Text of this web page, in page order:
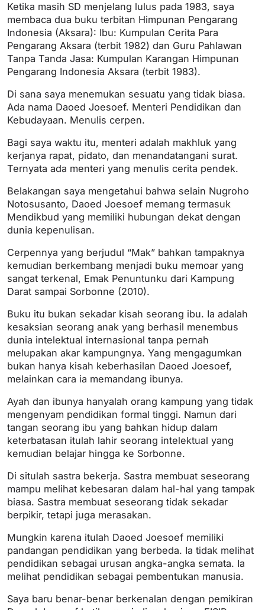
Ketika masih SD menjelang lulus pada 1983, saya
membaca dua buku terbitan Himpunan Pengarang
Indonesia (Aksara): Ibu: Kumpulan Cerita Para
Pengarang Aksara (terbit 1982) dan Guru Pahlawan
Tanpa Tanda Jasa: Kumpulan Karangan Himpunan
Pengarang Indonesia Aksara (terbit 1983).
Di sana saya menemukan sesuatu yang tidak biasa.
Ada nama Daoed Joesoef. Menteri Pendidikan dan
Kebudayaan. Menulis cerpen.
Bagi saya waktu itu, menteri adalah makhluk yang
kerjanya rapat, pidato, dan menandatangani surat.
Ternyata ada menteri yang menulis cerita pendek.
Belakangan saya mengetahui bahwa selain Nugroho
Notosusanto, Daoed Joesoef memang termasuk
Mendikbud yang memiliki hubungan dekat dengan
dunia kepenulisan.
Cerpennya yang berjudul “Mak” bahkan tampaknya
kemudian berkembang menjadi buku memoar yang
sangat terkenal, Emak Penuntunku dari Kampung
Darat sampai Sorbonne (2010).
Buku itu bukan sekadar kisah seorang ibu. Ia adalah
kesaksian seorang anak yang berhasil menembus
dunia intelektual internasional tanpa pernah
melupakan akar kampungnya. Yang mengagumkan
bukan hanya kisah keberhasilan Daoed Joesoef,
melainkan cara ia memandang ibunya.
Ayah dan ibunya hanyalah orang kampung yang tidak
mengenyam pendidikan formal tinggi. Namun dari
tangan seorang ibu yang bahkan hidup dalam
keterbatasan itulah lahir seorang intelektual yang
kemudian belajar hingga ke Sorbonne.
Di situlah sastra bekerja. Sastra membuat seseorang
mampu melihat kebesaran dalam hal-hal yang tampak
biasa. Sastra membuat seseorang tidak sekadar
berpikir, tetapi juga merasakan.
Mungkin karena itulah Daoed Joesoef memiliki
pandangan pendidikan yang berbeda. Ia tidak melihat
pendidikan sebagai urusan angka-angka semata. Ia
melihat pendidikan sebagai pembentukan manusia.
Saya baru benar-benar berkenalan dengan pemikiran